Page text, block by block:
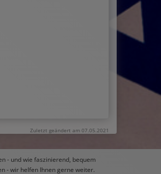
Zuletzt geändert am 07.05.2021
- und wie faszinierend, bequem
- wir helfen Ihnen gerne weiter.